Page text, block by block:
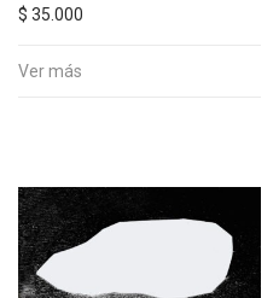
$ 35.000
Ver más